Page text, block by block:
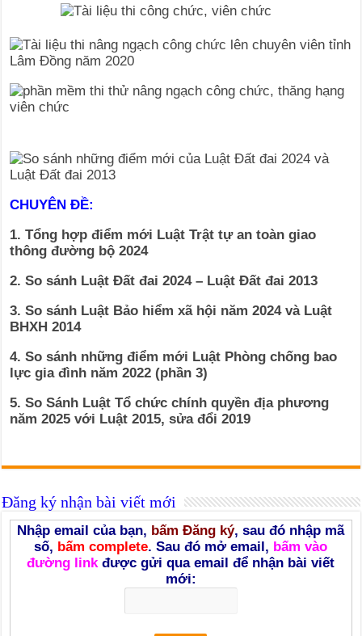
CHUYÊN ĐỀ:
1. Tổng hợp điểm mới Luật Trật tự an toàn giao
thông đường bộ 2024
2. So sánh Luật Đất đai 2024 – Luật Đất đai 2013
3. So sánh Luật Bảo hiểm xã hội năm 2024 và Luật
BHXH 2014
4. So sánh những điểm mới Luật Phòng chống bao
lực gia đình năm 2022 (phần 3)
5. So Sánh Luật Tổ chức chính quyền địa phương
năm 2025 với Luật 2015, sửa đổi 2019
Đăng ký nhận bài viết mới
Nhập email của bạn, bấm Đăng ký, sau đó nhập mã
số, bấm complete. Sau đó mở email, bấm vào
đường link được gửi qua email để nhận bài viết
mới: